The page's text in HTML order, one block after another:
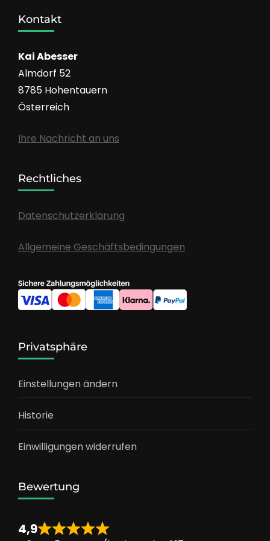
Kontakt
Kai Abesser
Almdorf 52
8785 Hohentauern
Österreich
Ihre Nachricht an uns
Rechtliches
Datenschutzerklärung
Allgemeine Geschäftsbedingungen
Privatsphäre
Einstellungen ändern
Historie
Einwilligungen widerrufen
Bewertung
4,9